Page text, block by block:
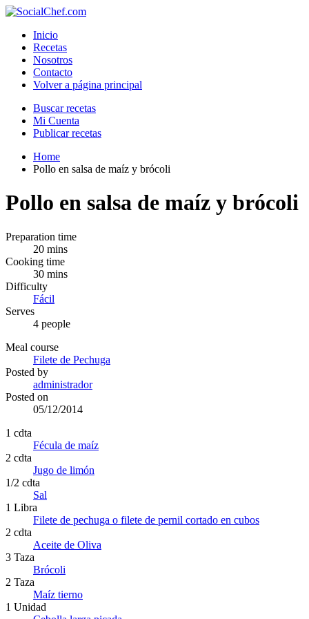
Inicio
Recetas
Nosotros
Contacto
Volver a página principal
Buscar recetas
Mi Cuenta
Publicar recetas
Home
Pollo en salsa de maíz y brócoli
Pollo en salsa de maíz y brócoli
Preparation time
20 mins
Cooking time
30 mins
Difficulty
Fácil
Serves
4 people
Meal course
Filete de Pechuga
Posted by
administrador
Posted on
05/12/2014
1 cdta
Fécula de maíz
2 cdta
Jugo de limón
1/2 cdta
Sal
1 Libra
Filete de pechuga o filete de pernil cortado en cubos
2 cdta
Aceite de Oliva
3 Taza
Brócoli
2 Taza
Maíz tierno
1 Unidad